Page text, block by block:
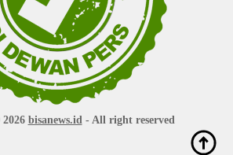
bisanews.id- All right reserved